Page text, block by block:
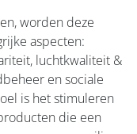
worden deze
aspecten:
luchtkwaliteit &
en sociale
is het stimuleren
die een